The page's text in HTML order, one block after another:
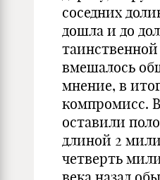
соседних
дошла и до
вмешалось
мнение, в
компромисс.
оставили
длиной 2
четверть